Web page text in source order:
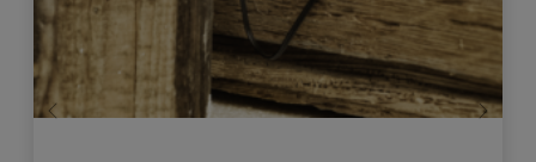
Zurück Weiter